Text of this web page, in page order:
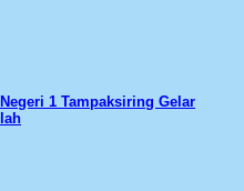
1 Tampaksiring Gelar